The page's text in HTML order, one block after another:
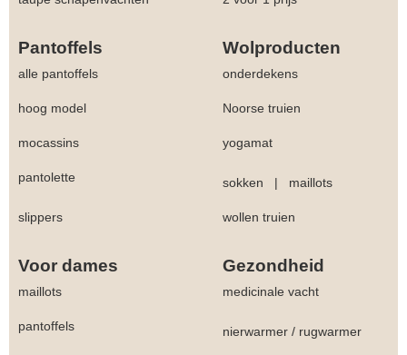
Pantoffels Wolproducten
alle pantoffels onderdekens
hoog model Noorse truien
mocassins yogamat
pantolette sokken | maillots
slippers wollen truien
Voor dames Gezondheid
maillots medicinale vacht
pantoffels nierwarmer / rugwarmer